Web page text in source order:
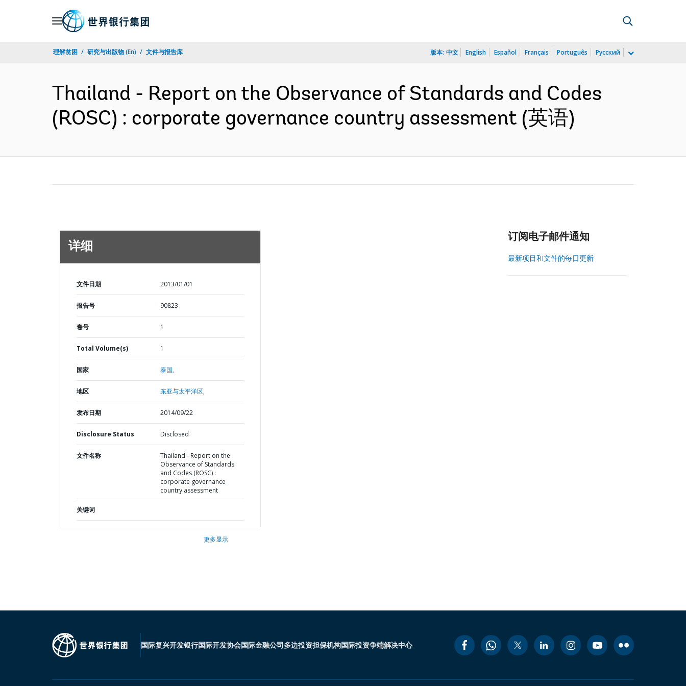
理解贫困 研究与出版物 (En) 文件与报告库 版本: 中文 English Español Français Português Русский
Thailand - Report on the Observance of Standards and Codes
(ROSC) : corporate governance country assessment (英语)
详细
文件日期 2013/01/01
报告号 90823
卷号 1
Total Volume(s) 1
国家 泰国,
地区 东亚与太平洋区,
发布日期 2014/09/22
Disclosure Status Disclosed
文件名称
Thailand - Report on the
Observance of Standards
and Codes (ROSC) :
corporate governance
country assessment
关键词
更多显示
订阅电子邮件通知
最新项目和文件的每日更新
国际复兴开发银行国际开发协会国际金融公司多边投资担保机构国际投资争端解决中心